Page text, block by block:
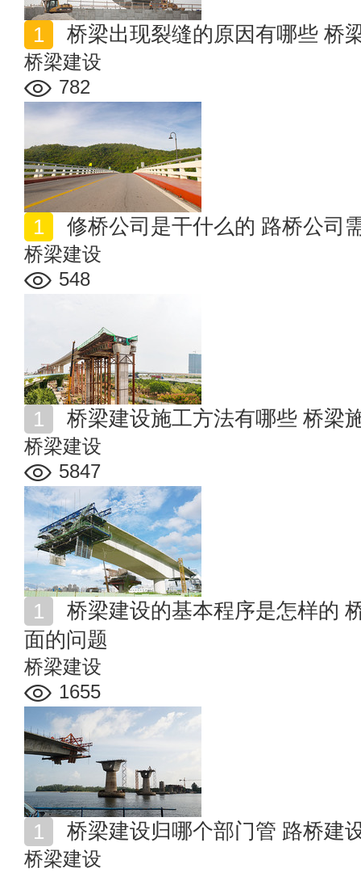
桥梁出现裂缝的原因有哪些 桥
桥梁建设
782
修桥公司是干什么的 路桥公司
桥梁建设
548
桥梁建设施工方法有哪些 桥梁
桥梁建设
5847
面的问题
桥梁建设
1655
桥梁建设归哪个部门管 路桥建
桥梁建设